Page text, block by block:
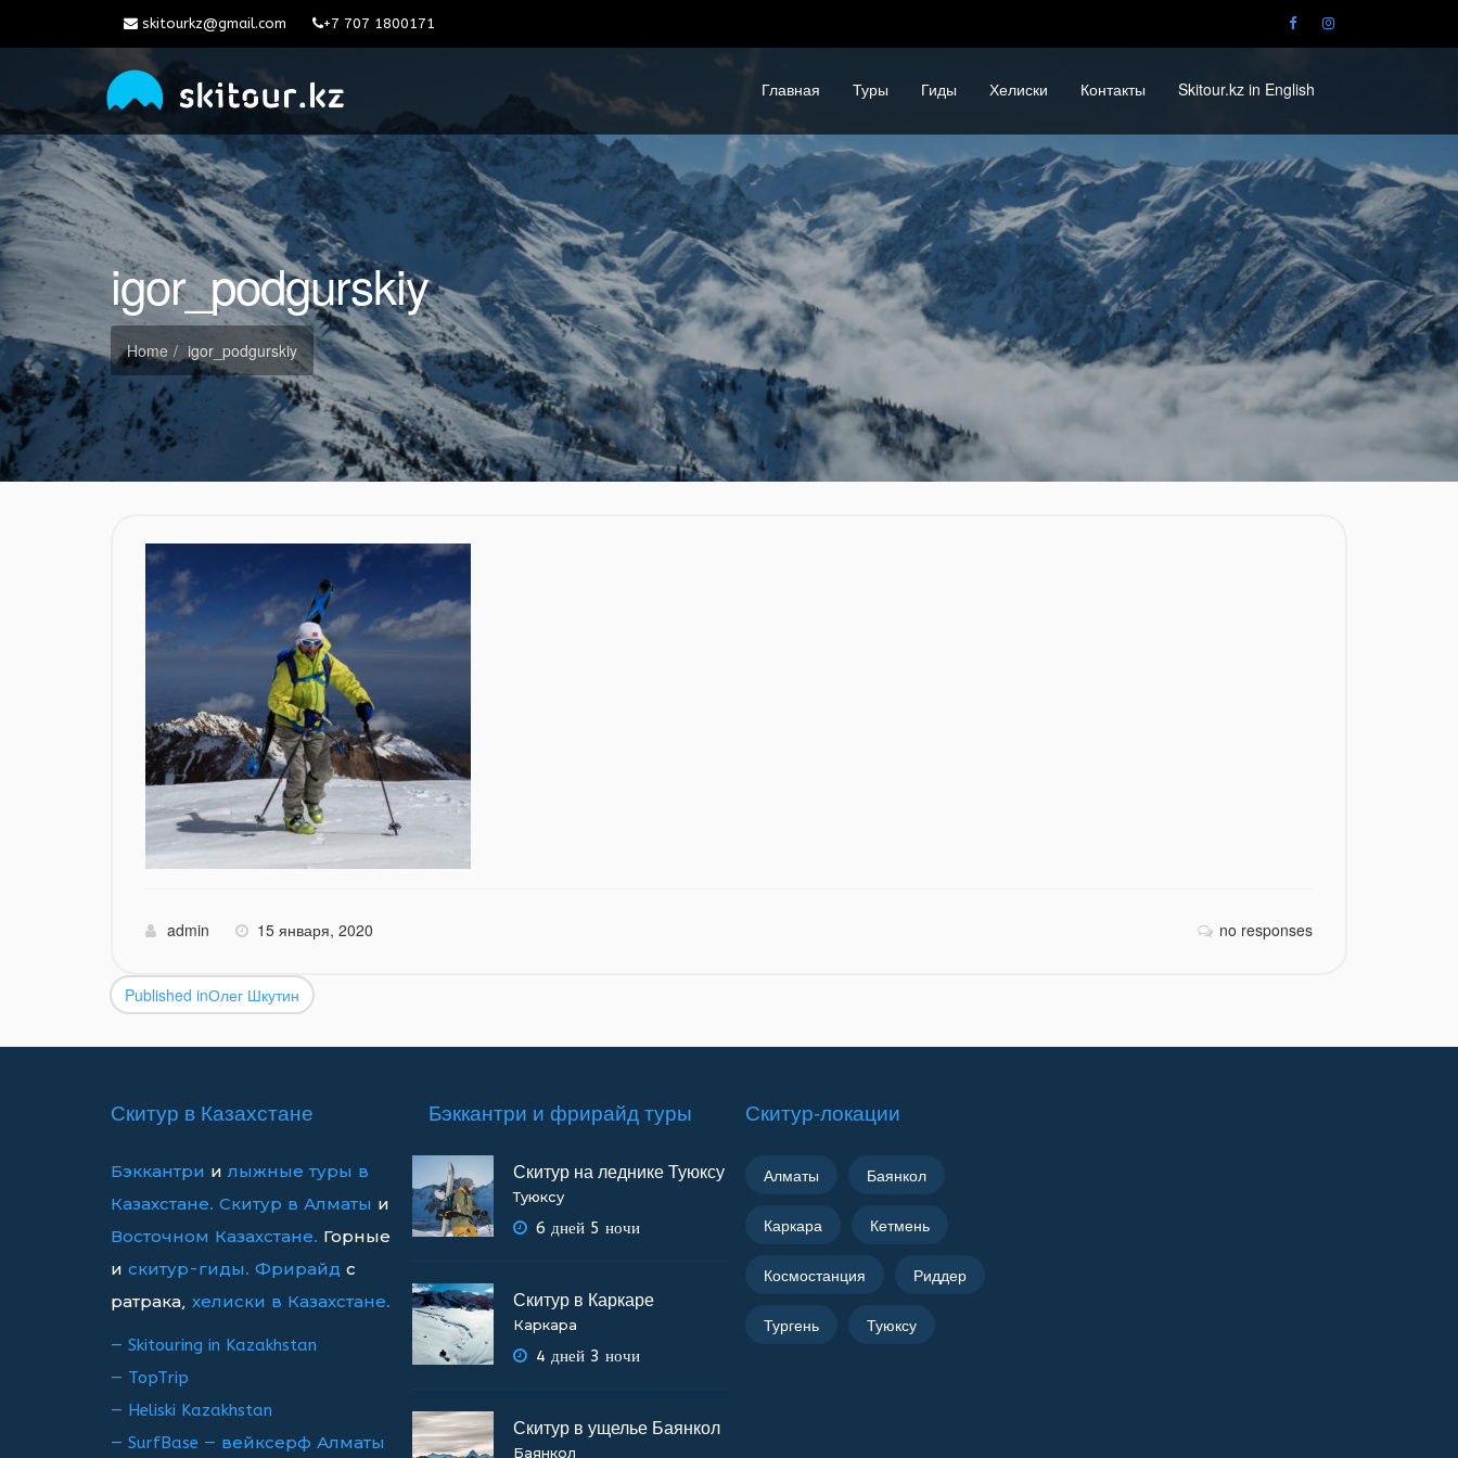
skitourkz@gmail.com +7 707 1800171
Главная Туры Гиды Хелиски Контакты Skitour.kz in English
igor_podgurskiy
Home igor_podgurskiy
admin 15 января, 2020 no responses
Навигация
по
Published inОлег Шкутин
Скитур в Казахстане
Бэккантри илыжные туры в
Казахстане. Скитур в Алматы и
Восточном Казахстане. Горные
и скитур-гиды. Фрирайд с
ратрака, хелиски в Казахстане.
— Skitouring in Kazakhstan
— TopTrip
— Heliski Kazakhstan
— SurfBase — вейксерф Алматы
Бэккантри и фрирайд туры
Скитур на леднике Туюксу
Туюксу
6 дней 5 ночи
Скитур в Каркаре
Каркара
4 дней 3 ночи
Скитур в ущелье Баянкол
Баянкол
Скитур-локации
Алматы Баянкол
Каркара Кетмень
Космостанция Риддер
Тургень Туюксу